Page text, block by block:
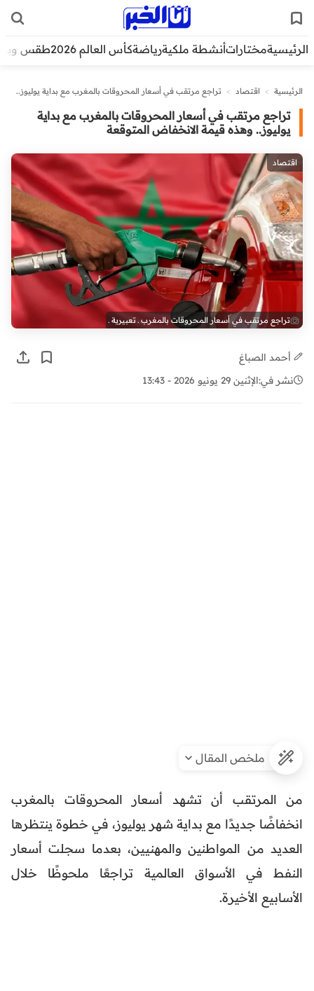
الرئيسيةمختاراتأنشطة ملكيةرياضةكأس العالم 2026 طقس
الرئيسية > اقتصاد >
تراجع مرتقب في أسعار المحروقات بالمغرب مع بداية يوليوز..
تراجع مرتقب في أسعار المحروقات بالمغرب مع بداية
يوليوز.. وهذه قيمة الانخفاض المتوقعة
اقتصاد
تراجع مرتقب في أسعار المحروقات بالمغرب ـ تعبيرية ـ
أحمد الصباغ
نشر في:الإثنين 29 يونيو 2026 - 13:43
ملخص المقال
من المرتقب أن تشهد أسعار المحروقات بالمغرب
انخفاضًا جديدًا مع بداية شهر يوليوز، في خطوة ينتظرها
العديد من المواطنين والمهنيين، بعدما سجلت أسعار
النفط في الأسواق العالمية تراجعًا ملحوظًا خلال
الأسابيع الأخيرة.